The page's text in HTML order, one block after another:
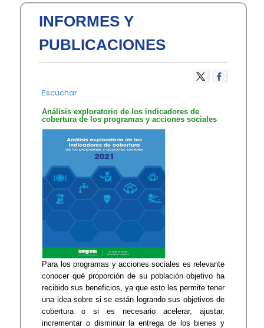
INFORMES Y
PUBLICACIONES
Escuchar
Análisis exploratorio de los indicadores de
cobertura de los programas y acciones sociales
Para los programas y acciones sociales es relevante
conocer qué proporción de su población objetivo ha
recibido sus beneficios, ya que esto les permite tener
una idea sobre si se están logrando sus objetivos de
cobertura o si es necesario acelerar, ajustar,
incrementar o disminuir la entrega de los bienes y